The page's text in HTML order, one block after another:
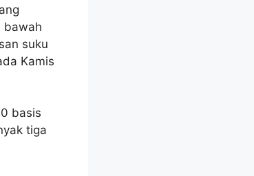
bawah
suku
Kamis
basis
tiga